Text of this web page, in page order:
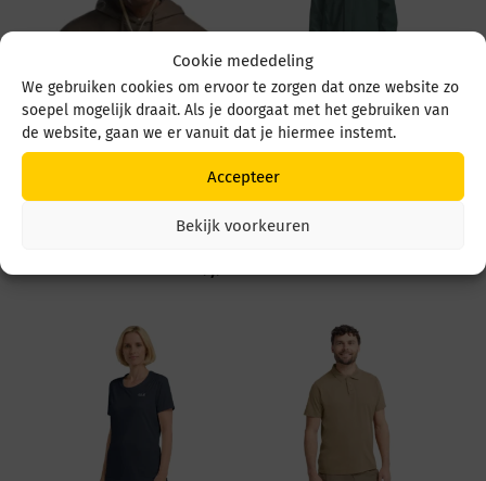
Cookie mededeling
We gebruiken cookies om ervoor te zorgen dat onze website zo
soepel mogelijk draait. Als je doorgaat met het gebruiken van
de website, gaan we er vanuit dat je hiermee instemt.
Accepteer
Bekijk voorkeuren
1903393 A0082 Hazel
Jack Wolfskin
Trailtime 2L JKT M
63903 E0271 Sago
Palm
€119,95
-
€129,95